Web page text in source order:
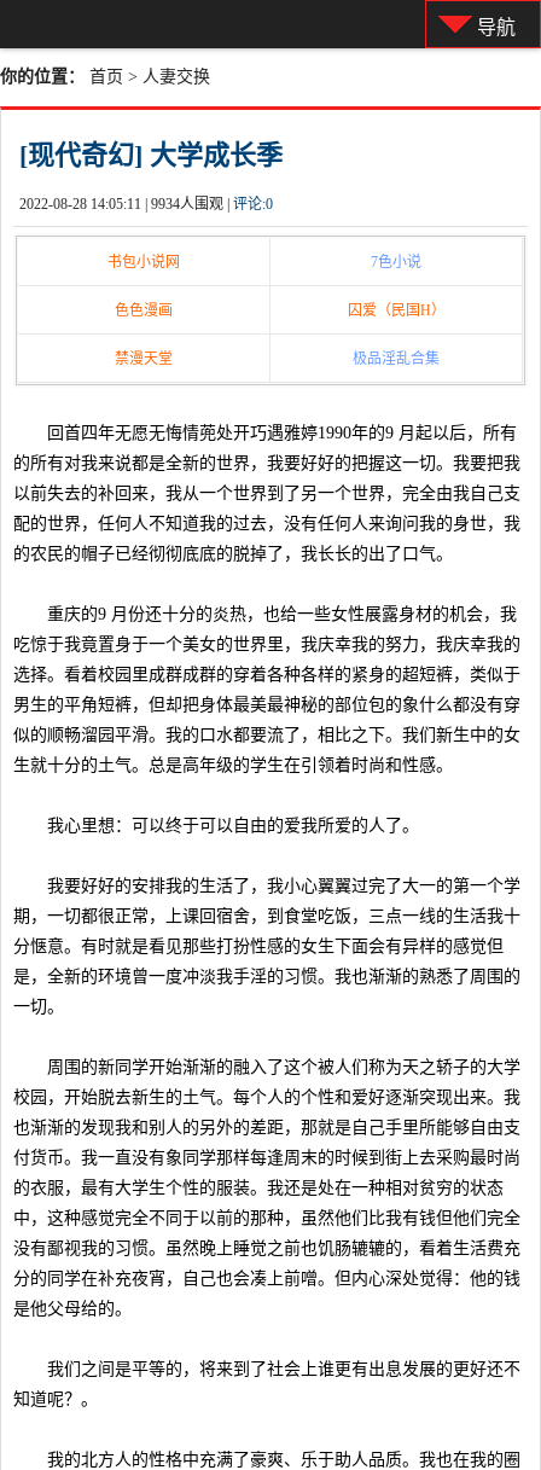
导航
你的位置： 首页 > 人妻交换
[现代奇幻] 大学成长季
2022-08-28 14:05:11 | 9934人围观 | 评论:0
书包小说网 7色小说
色色漫画 囚爱（民国H）
禁漫天堂 极品淫乱合集
回首四年无愿无悔情蔸处开巧遇雅婷1990年的9 月起以后，所有
的所有对我来说都是全新的世界，我要好好的把握这一切。我要把我
以前失去的补回来，我从一个世界到了另一个世界，完全由我自己支
配的世界，任何人不知道我的过去，没有任何人来询问我的身世，我
的农民的帽子已经彻彻底底的脱掉了，我长长的出了口气。
重庆的9 月份还十分的炎热，也给一些女性展露身材的机会，我
吃惊于我竟置身于一个美女的世界里，我庆幸我的努力，我庆幸我的
选择。看着校园里成群成群的穿着各种各样的紧身的超短裤，类似于
男生的平角短裤，但却把身体最美最神秘的部位包的象什么都没有穿
似的顺畅溜园平滑。我的口水都要流了，相比之下。我们新生中的女
生就十分的土气。总是高年级的学生在引领着时尚和性感。
我心里想：可以终于可以自由的爱我所爱的人了。
我要好好的安排我的生活了，我小心翼翼过完了大一的第一个学
期，一切都很正常，上课回宿舍，到食堂吃饭，三点一线的生活我十
分惬意。有时就是看见那些打扮性感的女生下面会有异样的感觉但
是，全新的环境曾一度冲淡我手淫的习惯。我也渐渐的熟悉了周围的
一切。
周围的新同学开始渐渐的融入了这个被人们称为天之轿子的大学
校园，开始脱去新生的土气。每个人的个性和爱好逐渐突现出来。我
也渐渐的发现我和别人的另外的差距，那就是自己手里所能够自由支
付货币。我一直没有象同学那样每逢周末的时候到街上去采购最时尚
的衣服，最有大学生个性的服装。我还是处在一种相对贫穷的状态
中，这种感觉完全不同于以前的那种，虽然他们比我有钱但他们完全
没有鄙视我的习惯。虽然晚上睡觉之前也饥肠辘辘的，看着生活费充
分的同学在补充夜宵，自己也会凑上前噌。但内心深处觉得：他的钱
是他父母给的。
我们之间是平等的，将来到了社会上谁更有出息发展的更好还不
知道呢？。
我的北方人的性格中充满了豪爽、乐于助人品质。我也在我的圈